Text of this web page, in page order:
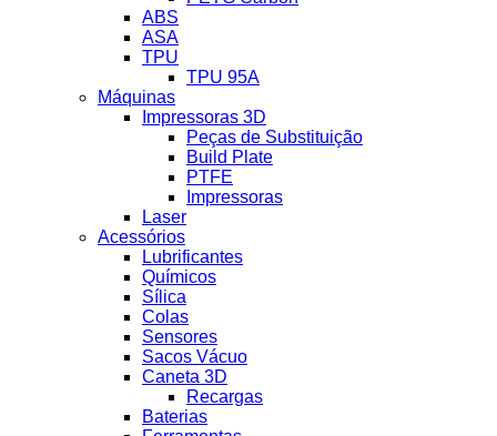
ABS
ASA
TPU
TPU 95A
Máquinas
Impressoras 3D
Peças de Substituição
Build Plate
PTFE
Impressoras
Laser
Acessórios
Lubrificantes
Químicos
Sílica
Colas
Sensores
Sacos Vácuo
Caneta 3D
Recargas
Baterias